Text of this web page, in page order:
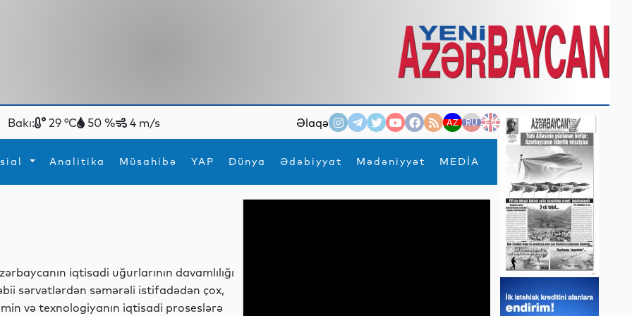
Bakı: 29 °C 50 % 4 m/s Əlaqə AZ RU EN
Analitika Müsahibə YAP Dünya Ədəbiyyat Mədəniyyət MEDİA
×
iqtisadi uğurlarının davamlılığı
sərvətlərdən səmərəli istifadədən çox,
və texnologiyanın iqtisadi proseslərə